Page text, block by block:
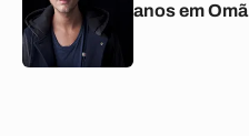
anos em Omã